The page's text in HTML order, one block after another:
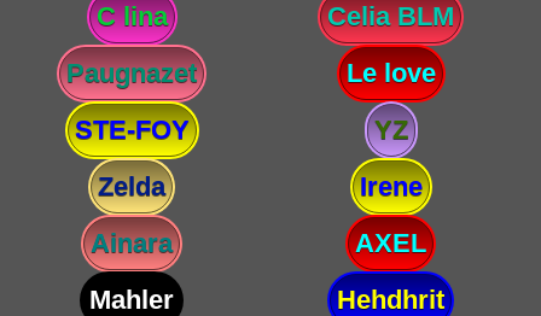
C lina
Celia BLM
Paugnazet
Le love
STE-FOY
YZ
Zelda
Irene
Ainara
AXEL
Mahler
Hehdhrit